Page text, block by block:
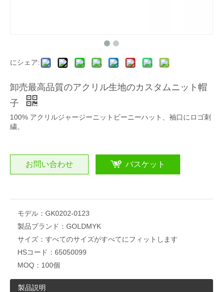
にシェア:
卸売最高品質のアクリル生地のカスタムニット帽
子
100% アクリルジャージーニットビーニーハット、袖口にロゴ刺
繍。
お問い合わせ バスケット
モデル： GK0202-0123
製品ブランド： GOLDMYK
サイズ： すべてのサイズがすべてにフィットします
HSコード： 65050099
MOQ： 100個
製品説明